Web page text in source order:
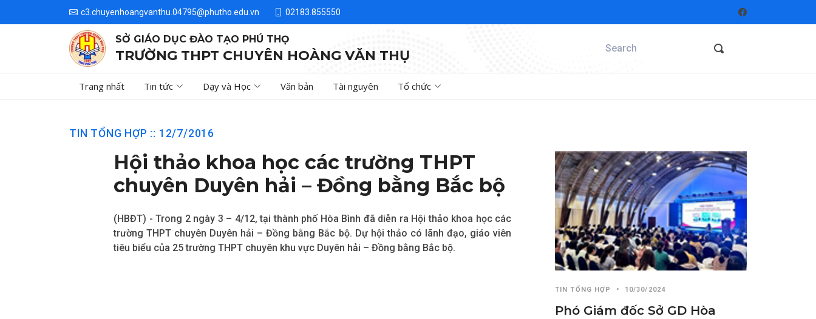
c3.chuyenhoangvanthu.04795@phutho.edu.vn 02183.855550
SỞ GIÁO DỤC ĐÀO TẠO PHÚ THỌ
TRƯỜNG THPT CHUYÊN HOÀNG VĂN THỤ
Trang nhất Tin tức Dạy và Học Văn bản Tài nguyên Tổ chức
TIN TỔNG HỢP :: 12/7/2016
Hội thảo khoa học các trường THPT
chuyên Duyên hải – Đồng bằng Bắc bộ
(HBĐT) - Trong 2 ngày 3 – 4/12, tại thành phố Hòa Bình đã diễn ra Hội thảo khoa học các
trường THPT chuyên Duyên hải – Đồng bằng Bắc bộ. Dự hội thảo có lãnh đạo, giáo viên
tiêu biểu của 25 trường THPT chuyên khu vực Duyên hải – Đồng bằng Bắc bộ.
TIN TỔNG HỢP • 10/30/2024
Phó Giám đốc Sở GD Hòa